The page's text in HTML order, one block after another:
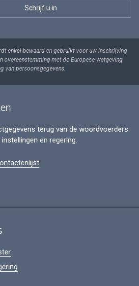
enkel bewaard en gebruikt voor uw inschrijving
overeenstemming met de Europese wetgeving
van persoonsgegevens.
terug van de woordvoerders
en regering.